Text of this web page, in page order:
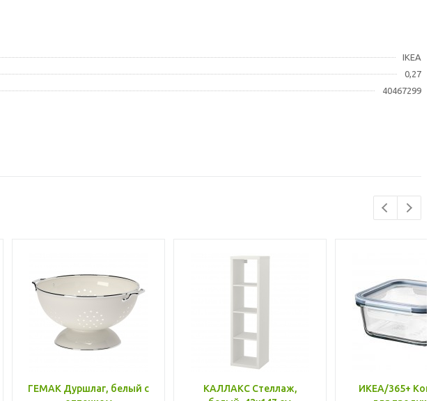
IKEA
0,27
40467299
ГЕМАК Дуршлаг, белый с
КАЛЛАКС Стеллаж,
ИКЕА/365+